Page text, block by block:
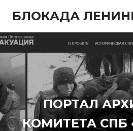
содержимому
БЛОКАДА
ПОРТАЛ
КОМИТЕТА СПБ